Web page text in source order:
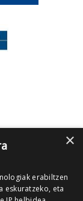
×
erabiltzen
eskuratzeko, eta